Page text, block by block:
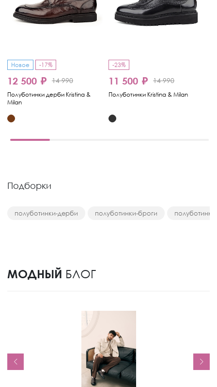
Новое -17%
12 500 ₽ 14 990
Полуботинки дерби Kristina &
Milan
-23%
11 500 ₽ 14 990
Полуботинки Kristina & Milan
Подборки
полуботинки-дерби полуботинки-броги
МОДНЫЙ БЛОГ